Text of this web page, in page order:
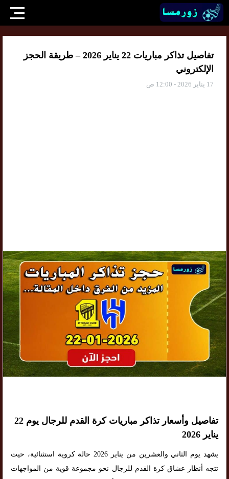
تفاصيل تذاكر مباريات 22 يناير 2026 – طريقة الحجز
الإلكتروني
17 يناير 2026 - 12:00 ص
تفاصيل وأسعار تذاكر مباريات كرة القدم للرجال يوم 22
يناير 2026
يشهد يوم الثاني والعشرين من يناير 2026 حالة كروية استثنائية، حيث
تتجه أنظار عشاق كرة القدم للرجال نحو مجموعة قوية من المواجهات